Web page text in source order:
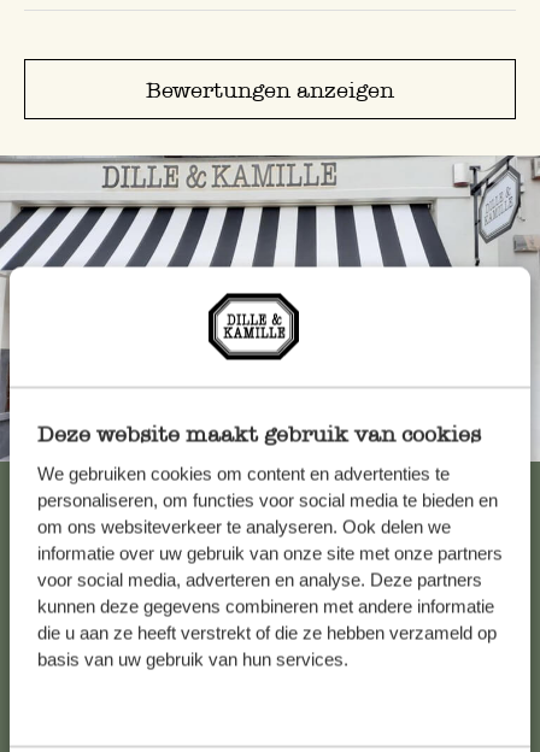
Deze website maakt gebruik van cookies
We gebruiken cookies om content en advertenties te
personaliseren, om functies voor social media te bieden en
om ons websiteverkeer te analyseren. Ook delen we
informatie over uw gebruik van onze site met onze partners
voor social media, adverteren en analyse. Deze partners
kunnen deze gegevens combineren met andere informatie
die u aan ze heeft verstrekt of die ze hebben verzameld op
basis van uw gebruik van hun services.
Bewertungen anzeigen
Immer in der Nähe
Alle 62 Geschäfte anzeigen
Kundenservice/Hilfe
Falls Sie Fragen haben oder Tipps und Hilfe brauchen, wenden